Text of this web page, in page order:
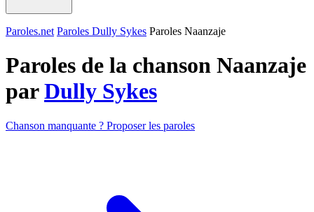
Paroles.net Paroles Dully Sykes Paroles Naanzaje
Paroles de la chanson Naanzaje
parDully Sykes
Chanson manquante ? Proposer les paroles